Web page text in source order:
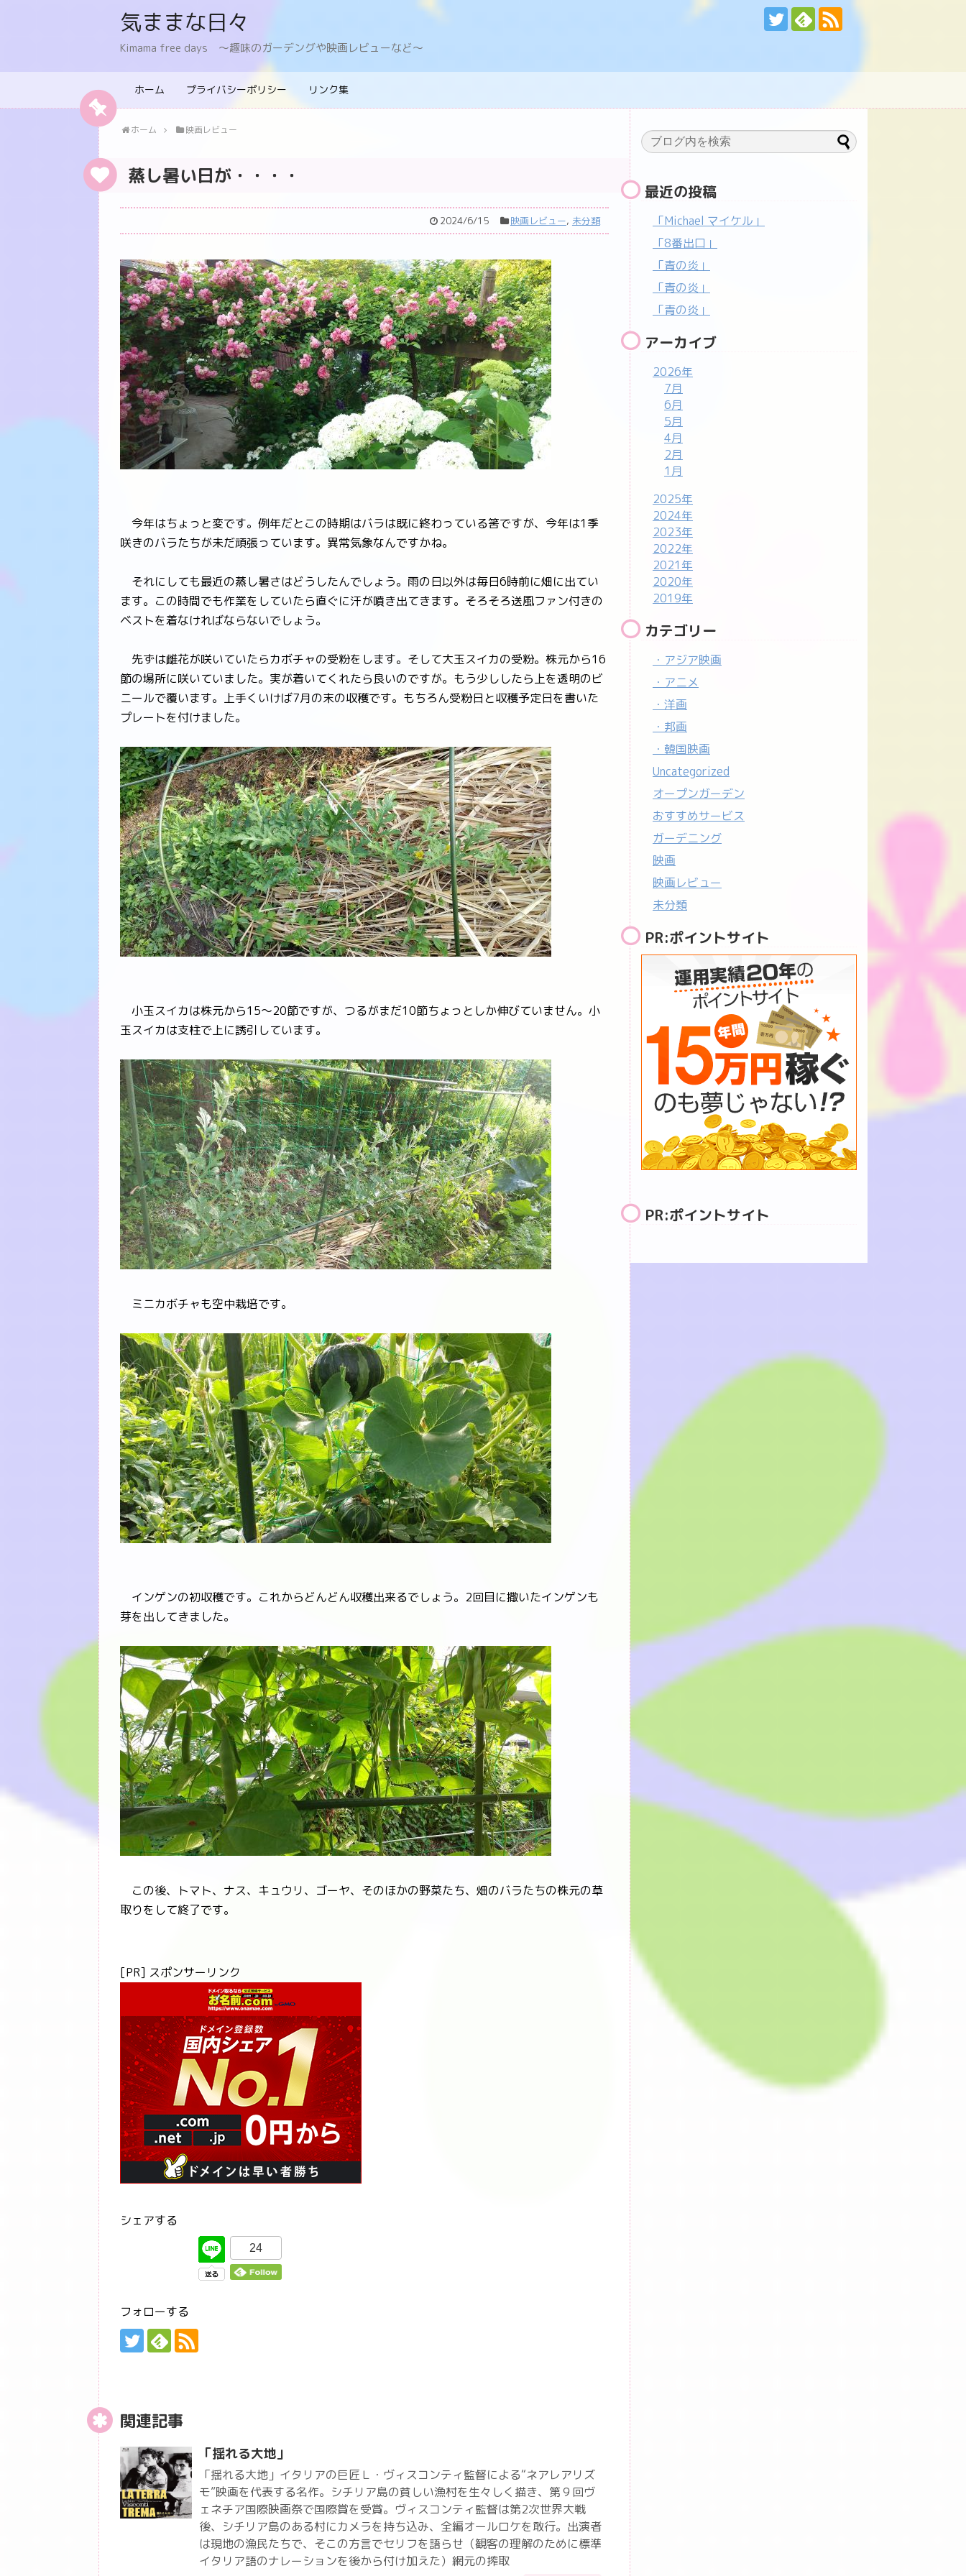
気ままな日々
Kimama free days 〜趣味のガーデングや映画レビューなど〜
ホーム プライバシーポリシー リンク集
ホーム 映画レビュー
蒸し暑い日が・・・・
2024/6/15 映画レビュー, 未分類
今年はちょっと変です。例年だとこの時期はバラは既に終わっている筈ですが、今年は1季
咲きのバラたちが未だ頑張っています。異常気象なんですかね。
それにしても最近の蒸し暑さはどうしたんでしょう。雨の日以外は毎日6時前に畑に出てい
ます。この時間でも作業をしていたら直ぐに汗が噴き出てきます。そろそろ送風ファン付きの
ベストを着なければならないでしょう。
先ずは雌花が咲いていたらカボチャの受粉をします。そして大玉スイカの受粉。株元から16
節の場所に咲いていました。実が着いてくれたら良いのですが。もう少ししたら上を透明のビ
ニールで覆います。上手くいけば7月の末の収穫です。もちろん受粉日と収穫予定日を書いた
プレートを付けました。
小玉スイカは株元から15～20節ですが、つるがまだ10節ちょっとしか伸びていません。小
玉スイカは支柱で上に誘引しています。
ミニカボチャも空中栽培です。
インゲンの初収穫です。これからどんどん収穫出来るでしょう。2回目に撒いたインゲンも
芽を出してきました。
この後、トマト、ナス、キュウリ、ゴーヤ、そのほかの野菜たち、畑のバラたちの株元の草
取りをして終了です。
[PR] スポンサーリンク
シェアする
24
フォローする
関連記事
「揺れる大地」
「揺れる大地」イタリアの巨匠Ｌ・ヴィスコンティ監督による“ネアレアリズ
モ”映画を代表する名作。シチリア島の貧しい漁村を生々しく描き、第９回ヴ
ェネチア国際映画祭で国際賞を受賞。ヴィスコンティ監督は第2次世界大戦
後、シチリア島のある村にカメラを持ち込み、全編オールロケを敢行。出演者
は現地の漁民たちで、そこの方言でセリフを語らせ（観客の理解のために標準
イタリア語のナレーションを後から付け加えた）網元の搾取
最近の投稿
「Michael マイケル」
「8番出口」
「青の炎」
「青の炎」
「青の炎」
アーカイブ
2026年
7月
6月
5月
4月
2月
1月
2025年
2024年
2023年
2022年
2021年
2020年
2019年
カテゴリー
・アジア映画
・アニメ
・洋画
・邦画
・韓国映画
Uncategorized
オープンガーデン
おすすめサービス
ガーデニング
映画
映画レビュー
未分類
PR:ポイントサイト
PR:ポイントサイト